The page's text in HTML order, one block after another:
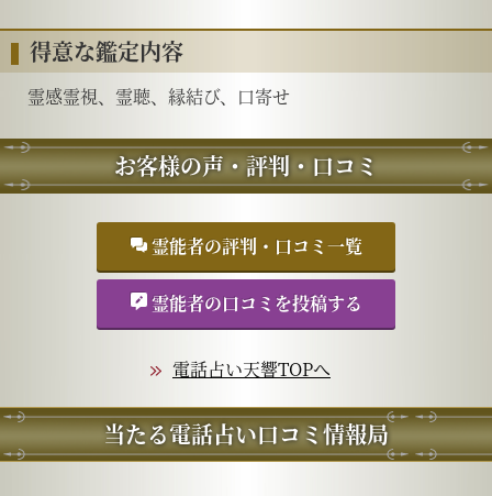
得意な鑑定内容
霊感霊視、霊聴、縁結び、口寄せ
お客様の声・評判・口コミ
霊能者の評判・口コミ一覧
霊能者の口コミを投稿する
電話占い天響TOPへ
当たる電話占い口コミ情報局